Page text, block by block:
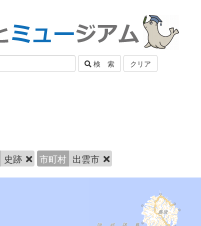
検 索 クリア
史跡 市町村 出雲市